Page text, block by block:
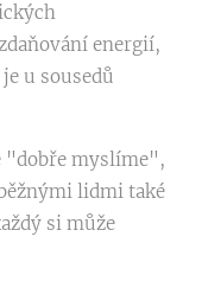
energií,
u sousedů
"dobře myslíme",
lidmi také
si může